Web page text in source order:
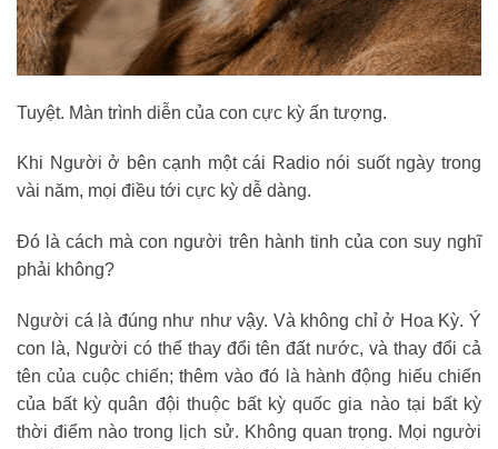
Tuyệt. Màn trình diễn của con cực kỳ ấn tượng.
Khi Người ở bên cạnh một cái Radio nói suốt ngày trong
vài năm, mọi điều tới cực kỳ dễ dàng.
Đó là cách mà con người trên hành tinh của con suy nghĩ
phải không?
Người cá là đúng như như vậy. Và không chỉ ở Hoa Kỳ. Ý
con là, Người có thể thay đổi tên đất nước, và thay đổi cả
tên của cuộc chiến; thêm vào đó là hành động hiếu chiến
của bất kỳ quân đội thuộc bất kỳ quốc gia nào tại bất kỳ
thời điểm nào trong lịch sử. Không quan trọng. Mọi người